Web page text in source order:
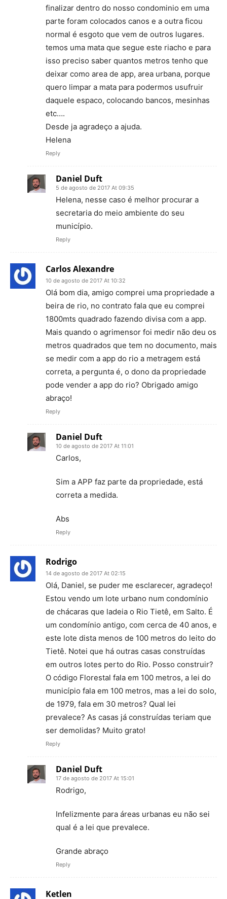
finalizar dentro do nosso condominio em uma
parte foram colocados canos e a outra ficou
normal é esgoto que vem de outros lugares.
temos uma mata que segue este riacho e para
isso preciso saber quantos metros tenho que
deixar como area de app, area urbana, porque
quero limpar a mata para podermos usufruir
daquele espaco, colocando bancos, mesinhas
etc….
Desde ja agradeço a ajuda.
Helena
Reply
Daniel Duft
5 de agosto de 2017 At 09:35
Helena, nesse caso é melhor procurar a
secretaria do meio ambiente do seu
município.
Reply
Carlos Alexandre
10 de agosto de 2017 At 10:32
Olá bom dia, amigo comprei uma propriedade a
beira de rio, no contrato fala que eu comprei
1800mts quadrado fazendo divisa com a app.
Mais quando o agrimensor foi medir não deu os
metros quadrados que tem no documento, mais
se medir com a app do rio a metragem está
correta, a pergunta é, o dono da propriedade
pode vender a app do rio? Obrigado amigo
abraço!
Reply
Daniel Duft
10 de agosto de 2017 At 11:01
Carlos,
Sim a APP faz parte da propriedade, está
correta a medida.
Abs
Reply
Rodrigo
14 de agosto de 2017 At 02:15
Olá, Daniel, se puder me esclarecer, agradeço!
Estou vendo um lote urbano num condomínio
de chácaras que ladeia o Rio Tietê, em Salto. É
um condomínio antigo, com cerca de 40 anos, e
este lote dista menos de 100 metros do leito do
Tietê. Notei que há outras casas construídas
em outros lotes perto do Rio. Posso construir?
O código Florestal fala em 100 metros, a lei do
município fala em 100 metros, mas a lei do solo,
de 1979, fala em 30 metros? Qual lei
prevalece? As casas já construídas teriam que
ser demolidas? Muito grato!
Reply
Daniel Duft
17 de agosto de 2017 At 15:01
Rodrigo,
Infelizmente para áreas urbanas eu não sei
qual é a lei que prevalece.
Grande abraço
Reply
Ketlen